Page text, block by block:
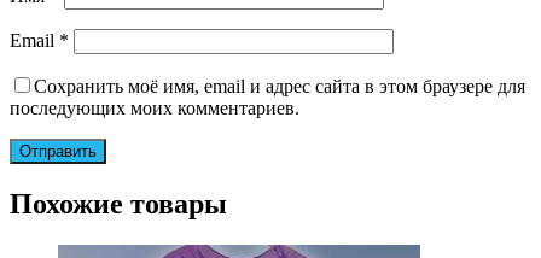
Email *
Сохранить моё имя, email и адрес сайта в этом браузере для
последующих моих комментариев.
Похожие товары